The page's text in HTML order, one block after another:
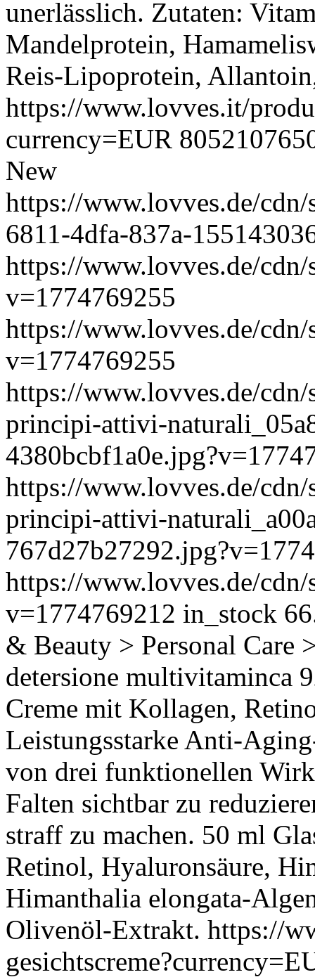
unerlässlich. Zutaten:
Mandelprotein,
Reis-Lipoprotein,
https://www.lovves.it/
currency=EUR
New
https://www.lovves.de/
6811-4dfa-837a-
https://www.lovves.de/
v=1774769255
https://www.lovves.de/
v=1774769255
https://www.lovves.de/
principi-attivi-
https://www.lovves.de/
principi-attivi-
https://www.lovves.de/
v=1774769212 in_stock
& Beauty > Personal Care
detersione multivitaminca
Creme mit Kollagen,
Leistungsstarke Anti-
von drei funktionellen
Falten sichtbar zu
straff zu machen. 50 ml
Retinol, Hyaluronsäure,
Himanthalia elongata-
Olivenöl-Extrakt. https://